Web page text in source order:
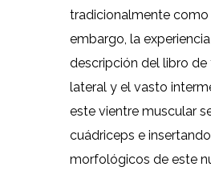
tradicionalmente
embargo, la
descripción del libro
lateral y el vasto
este vientre muscular
cuádriceps e
morfológicos de este